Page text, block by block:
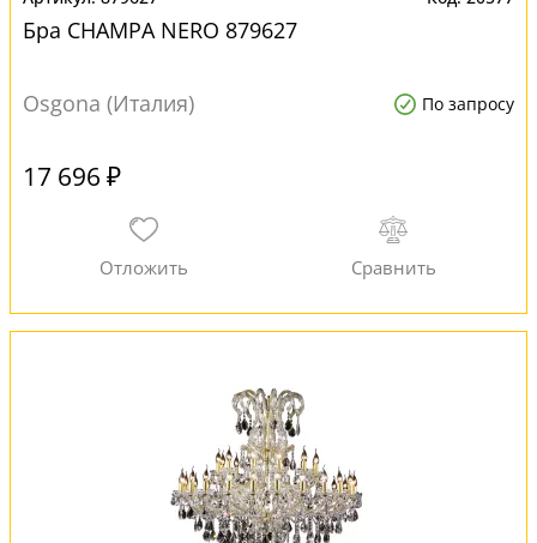
Бра CHAMPA NERO 879627
Osgona (Италия) По запросу
17 696 ₽